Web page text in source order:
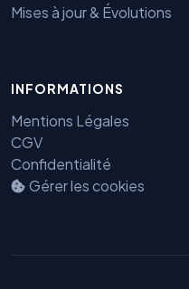
Mises à jour & Évolutions
INFORMATIONS
Mentions Légales
CGV
Confidentialité
Gérer les cookies